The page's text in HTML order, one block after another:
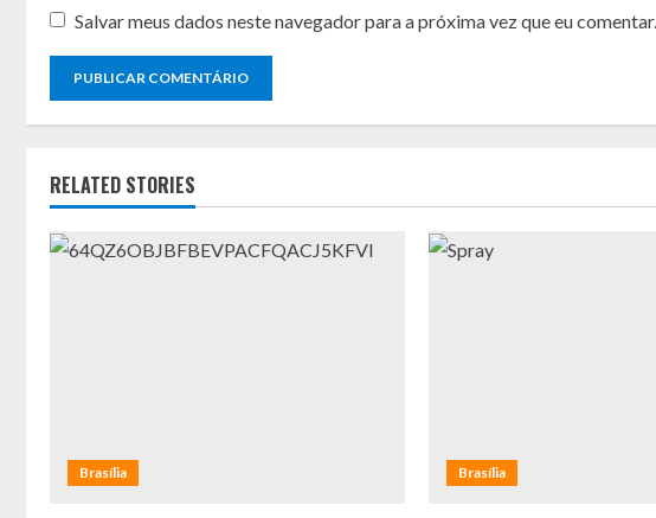
Salvar meus dados neste navegador para a próxima vez que eu comentar.
RELATED STORIES
Brasília Brasília